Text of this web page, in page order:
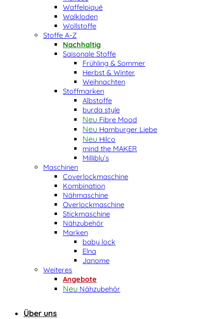
Waffelpiqué
Walkloden
Wollstoffe
Stoffe A-Z
Nachhaltig
Saisonale Stoffe
Frühling & Sommer
Herbst & Winter
Weihnachten
Stoffmarken
Albstoffe
burda style
Fibre Mood
Hamburger Liebe
Hilco
mind the MAKER
Milliblu’s
Maschinen
Coverlockmaschine
Kombination
Nähmaschine
Overlockmaschine
Stickmaschine
Nähzubehör
Marken
baby lock
Elna
Janome
Weiteres
Angebote
Nähzubehör
Über uns